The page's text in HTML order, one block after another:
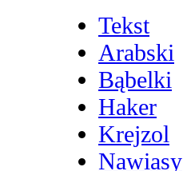
Tekst
Arabski
Bąbelki
Haker
Krejzol
Nawiasy